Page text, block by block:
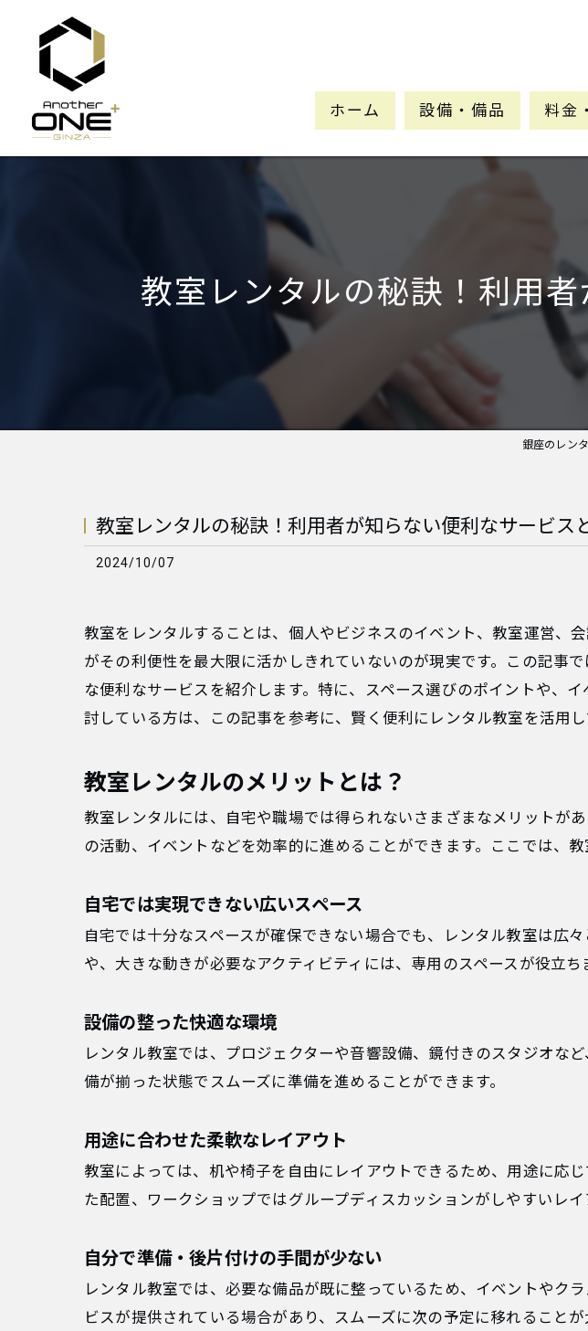
ホーム 設備・備品 料金
教室レンタルの秘訣！利用
銀座のレン
教室レンタルの秘訣！利用者が知らない便利なサービス
2024/10/07
教室をレンタルすることは、個人やビジネスのイベント、教室運営、
がその利便性を最大限に活かしきれていないのが現実です。この記事
な便利なサービスを紹介します。特に、スペース選びのポイントや、
討している方は、この記事を参考に、賢く便利にレンタル教室を活用し
教室レンタルのメリットとは？
教室レンタルには、自宅や職場では得られないさまざまなメリットが
の活動、イベントなどを効率的に進めることができます。ここでは、
自宅では実現できない広いスペース
自宅では十分なスペースが確保できない場合でも、レンタル教室は広
や、大きな動きが必要なアクティビティには、専用のスペースが役立ち
設備の整った快適な環境
レンタル教室では、プロジェクターや音響設備、鏡付きのスタジオな
備が揃った状態でスムーズに準備を進めることができます。
用途に合わせた柔軟なレイアウト
教室によっては、机や椅子を自由にレイアウトできるため、用途に応
た配置、ワークショップではグループディスカッションがしやすいレイ
自分で準備・後片付けの手間が少ない
レンタル教室では、必要な備品が既に整っているため、イベントやク
ビスが提供されている場合があり、スムーズに次の予定に移れることが